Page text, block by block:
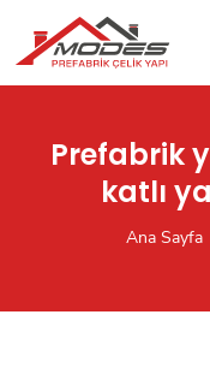
Prefabrik
katlı
Ana Sayfa